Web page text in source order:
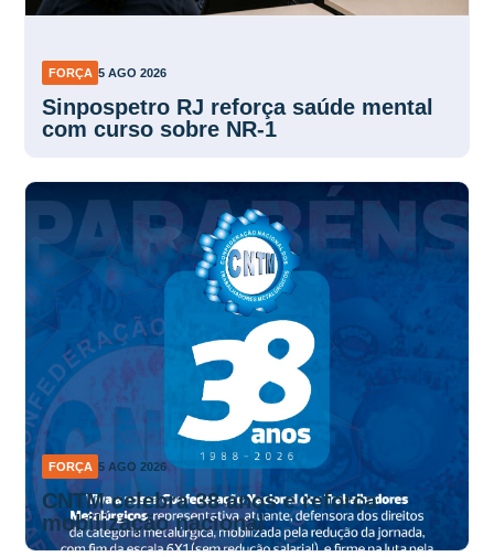
FORÇA 5 AGO 2026
Sinpospetro RJ reforça saúde mental
com curso sobre NR-1
FORÇA 5 AGO 2026
CNTM celebra 38 anos e reforça
mobilização nacional